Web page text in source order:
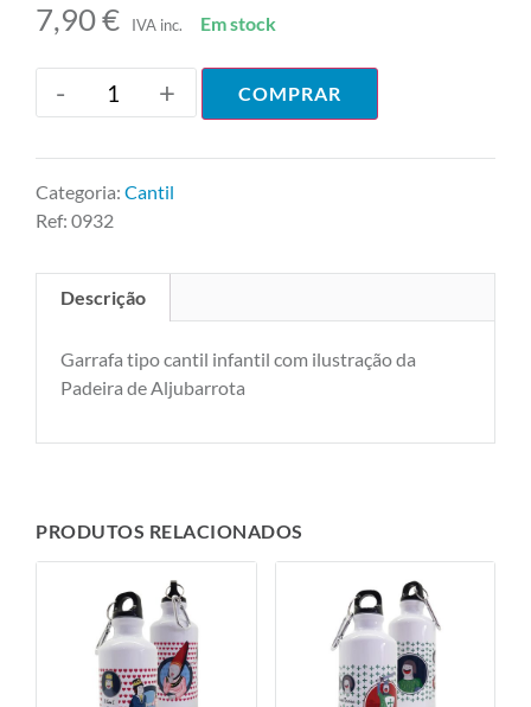
7,90€ IVA inc. Em stock
- + COMPRAR
Categoria: Cantil
Ref: 0932
Descrição
Garrafa tipo cantil infantil com ilustração da
Padeira de Aljubarrota
PRODUTOS RELACIONADOS